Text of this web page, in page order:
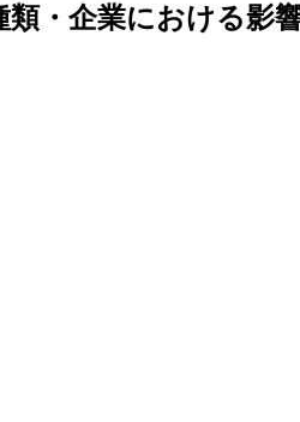
・企業における影